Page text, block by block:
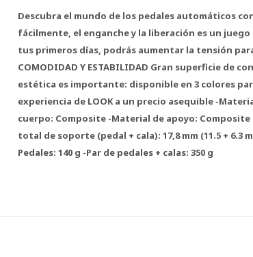
Descubra el mundo de los pedales automáticos
fácilmente, el enganche y la liberación es un
tus primeros días, podrás aumentar la tensión
COMODIDAD Y ESTABILIDAD Gran superficie de
estética es importante: disponible en 3 colores
experiencia de LOOK a un precio asequible -
cuerpo: Composite -Material de apoyo: Composite
total de soporte (pedal + cala): 17,8 mm (11.5 + 6.3
Pedales: 140 g -Par de pedales + calas: 350 g